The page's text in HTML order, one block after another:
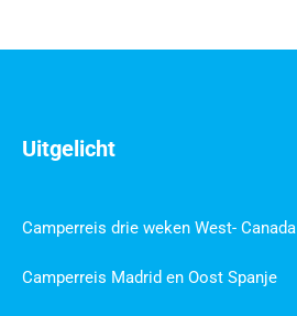
Uitgelicht
Camperreis drie weken West- Canada
Camperreis Madrid en Oost Spanje